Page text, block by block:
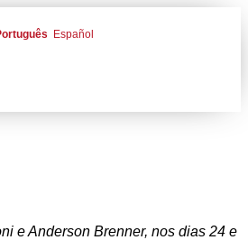
Español
e Anderson Brenner, nos dias 24 e